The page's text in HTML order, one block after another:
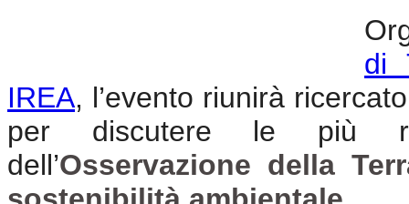
di
IREA, l’evento riunirà
per discutere le più
dell’Osservazione della